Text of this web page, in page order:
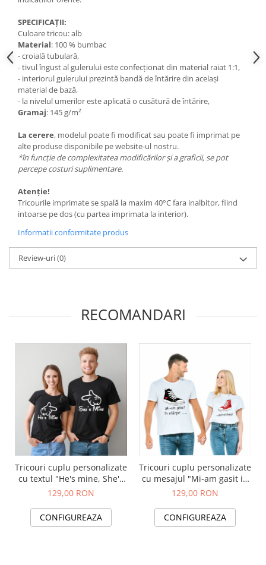
SPECIFICAȚII:
Culoare tricou: alb
Material: 100 % bumbac
- croială tubulară,
- tivul îngust al gulerului este confecționat din material raiat 1:1,
- interiorul gulerului prezintă bandă de întărire din același
material de bază,
- la nivelul umerilor este aplicată o cusătură de întărire,
Gramaj: 145 g/m²
La cerere, modelul poate fi modificat sau poate fi imprimat pe
alte produse disponibile pe website-ul nostru.
*în funcție de complexitatea modificărilor și a graficii, se pot
percepe costuri suplimentare.
Atenție!
Tricourile imprimate se spală la maxim 40°C fara inalbitor, fiind
intoarse pe dos (cu partea imprimata la interior).
Informatii conformitate produs
Review-uri(0)
RECOMANDARI
Tricouri cuplu personalizate
cu textul "He's mine, She's
mine"
129,00 RON
CONFIGUREAZA
Tricouri cuplu personalizate
cu mesajul "Mi-am gasit in
sfarsit perechea"
129,00 RON
CONFIGUREAZA